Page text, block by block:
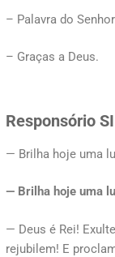
– Palavra do
– Graças a Deus.
Responsório
— Brilha hoje uma
— Brilha hoje uma
— Deus é Rei!
rejubilem! E